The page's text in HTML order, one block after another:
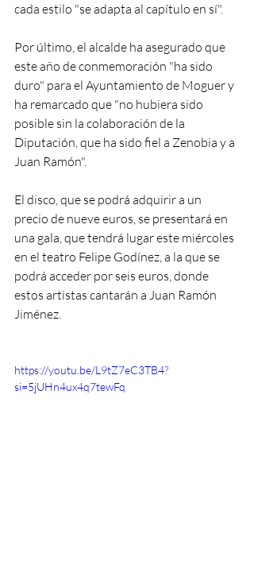
cada estilo "se adapta al capítulo en sí".
Por último, el alcalde ha asegurado que
este año de conmemoración "ha sido
duro" para el Ayuntamiento de Moguer y
ha remarcado que "no hubiera sido
posible sin la colaboración de la
Diputación, que ha sido fiel a Zenobia y a
Juan Ramón".
El disco, que se podrá adquirir a un
precio de nueve euros, se presentará en
una gala, que tendrá lugar este miércoles
en el teatro Felipe Godínez, a la que se
podrá acceder por seis euros, donde
estos artistas cantarán a Juan Ramón
Jiménez.
https://youtu.be/L9tZ7eC3TB4?
si=5jUHn4ux4q7tewFq